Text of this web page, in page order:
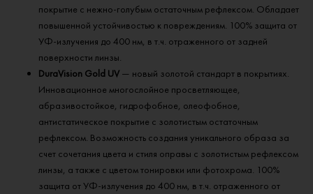
покрытие с нежно-голубым остаточным рефлексом. Обладает
повышенной устойчивостью к повреждениям. 100% защита от
УФ-излучения до 400 нм, в т.ч. отраженного от задней
поверхности линзы.
DuraVision Gold UV — новый золотой стандарт в покрытиях.
Инновационное многослойное просветляющее,
абразивостойкое, гидрофобное, олеофобное,
антистатическое покрытие с золотистым остаточным
рефлексом. Возможность создания уникального образа за
счет сочетания цвета и стиля оправы с золотистым рефлексом
линзы, а также с цветом тонировки или фотохрома. 100%
защита от УФ-излучения до 400 нм, в т.ч. отраженного от